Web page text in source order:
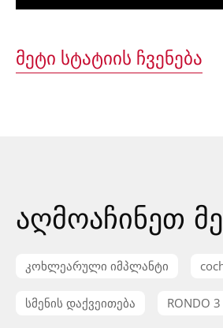
მეტი სტატიის ჩვენება
აღმოაჩინეთ
კოხლეარული იმპლანტი
სმენის დაქვეითება RONDO 3